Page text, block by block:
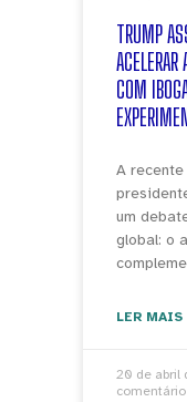
TRUMP
COM
A
um
global: o
LER MAIS
20 de abril
comentário